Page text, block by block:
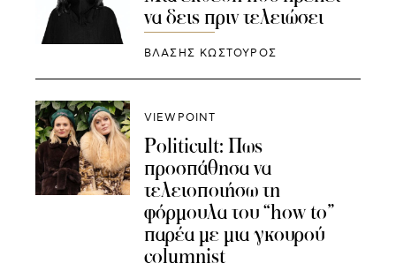
να δεις πριν τελειώσει
ΒΛΑΣΗΣ ΚΩΣΤΟΥΡΟΣ
VIEWPOINT
Politicult: Πως
προσπάθησα να
τελειοποιήσω τη
φόρμουλα του “how to”
παρέα με μια γκουρού
columnist